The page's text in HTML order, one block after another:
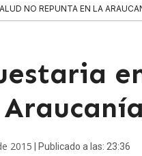
NO REPUNTA EN LA
2015 | Publicado a las: 23:36